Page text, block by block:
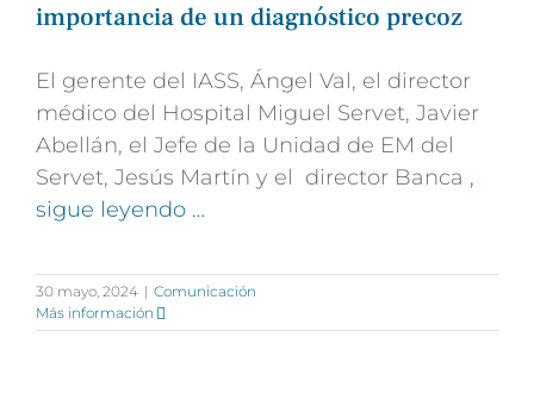
importancia de un diagnóstico precoz
El gerente del IASS, Ángel Val, el director
médico del Hospital Miguel Servet, Javier
Abellán, el Jefe de la Unidad de EM del
Servet, Jesús Martín y el director Banca ,
sigue leyendo …
30 mayo, 2024 | Comunicación
Más información